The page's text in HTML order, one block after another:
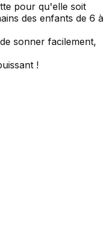
pour qu'elle soit
des enfants de 6 à
sonner facilement,
!